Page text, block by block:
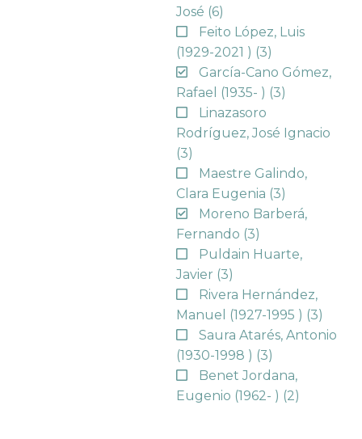
José (6)
Feito López, Luis
(1929-2021 ) (3)
García-Cano Gómez,
Rafael (1935- ) (3)
Linazasoro
Rodríguez, José Ignacio
(3)
Maestre Galindo,
Clara Eugenia (3)
Moreno Barberá,
Fernando (3)
Puldain Huarte,
Javier (3)
Rivera Hernández,
Manuel (1927-1995 ) (3)
Saura Atarés, Antonio
(1930-1998 ) (3)
Benet Jordana,
Eugenio (1962- ) (2)